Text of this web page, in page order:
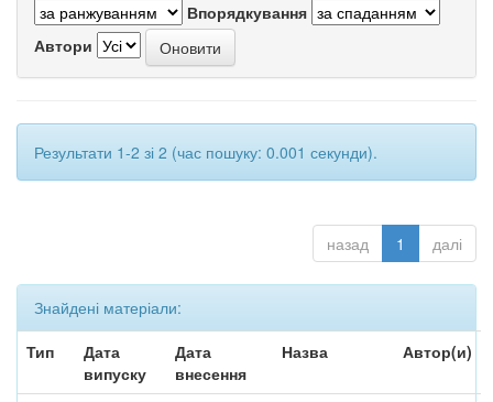
Впорядкування
Автори
Результати 1-2 зі 2 (час пошуку: 0.001 секунди).
назад 1 далі
Знайдені матеріали:
Тип
Дата
випуску
Дата
внесення
Назва Автор(и)